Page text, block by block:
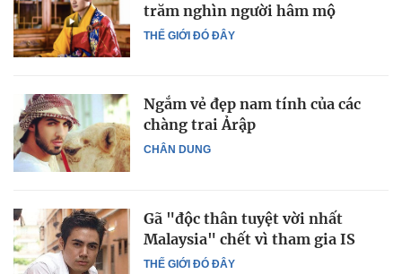
THẾ GIỚI ĐÓ ĐÂY
trăm nghìn người hâm mộ
CHÂN DUNG
Ngắm vẻ đẹp nam tính của các
chàng trai Ảrập
THẾ GIỚI ĐÓ ĐÂY
Gã "độc thân tuyệt vời nhất
Malaysia" chết vì tham gia IS